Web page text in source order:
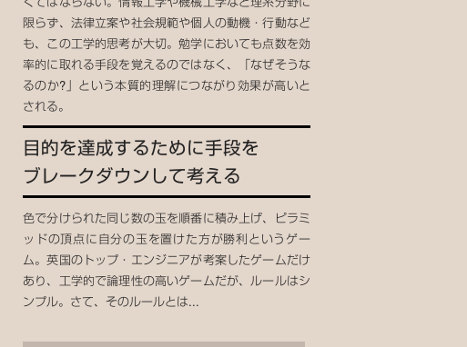
限らず、法律立案や社会規範や個人の動機・行動など
も、この工学的思考が大切。勉学においても点数を効
率的に取れる手段を覚えるのではなく、「なぜそうな
るのか?」という本質的理解につながり効果が高いと
される。
目的を達成するために手段を
ブレークダウンして考える
色で分けられた同じ数の玉を順番に積み上げ、ピラミ
ッドの頂点に自分の玉を置けた方が勝利というゲー
ム。英国のトップ・エンジニアが考案したゲームだけ
あり、工学的で論理性の高いゲームだが、ルールはシ
ンプル。さて、そのルールとは...